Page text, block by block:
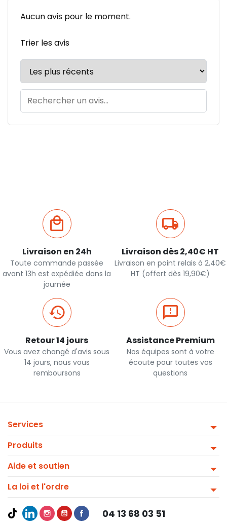
Aucun avis pour le moment.
Trier les avis
Livraison en 24h
Toute commande passée
avant 13h est expédiée dans la
journée
Livraison dès 2,40€ HT
Livraison en point relais à 2,40€
HT (offert dès 19,90€)
Retour 14 jours
Vous avez changé d'avis sous
14 jours, nous vous
remboursons
Assistance Premium
Nos équipes sont à votre
écoute pour toutes vos
questions
Services
Produits
Aide et soutien
La loi et l'ordre
04 13 68 03 51